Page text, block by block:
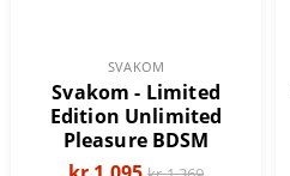
SVAKOM
Svakom - Limited
Edition Unlimited
Pleasure BDSM
Gaveeske